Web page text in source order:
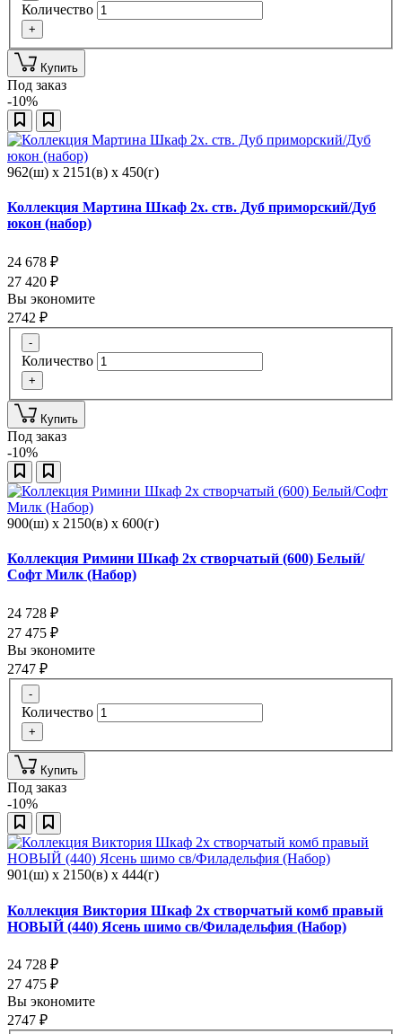
Количество
+
Купить
Под заказ
-10%
962(ш) x 2151(в) x 450(г)
Коллекция Мартина Шкаф 2х. ств. Дуб приморский/Дуб
юкон (набор)
24 678 ₽
27 420 ₽
Вы экономите
2742 ₽
-
Количество
+
Купить
Под заказ
-10%
900(ш) x 2150(в) x 600(г)
Коллекция Римини Шкаф 2х створчатый (600) Белый/
Софт Милк (Набор)
24 728 ₽
27 475 ₽
Вы экономите
2747 ₽
-
Количество
+
Купить
Под заказ
-10%
901(ш) x 2150(в) x 444(г)
Коллекция Виктория Шкаф 2х створчатый комб правый
НОВЫЙ (440) Ясень шимо св/Филадельфия (Набор)
24 728 ₽
27 475 ₽
Вы экономите
2747 ₽